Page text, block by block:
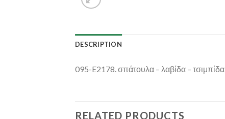
DESCRIPTION
095-E2178. σπάτουλα – λαβίδα – τσιμπίδα
RELATED PRODUCTS